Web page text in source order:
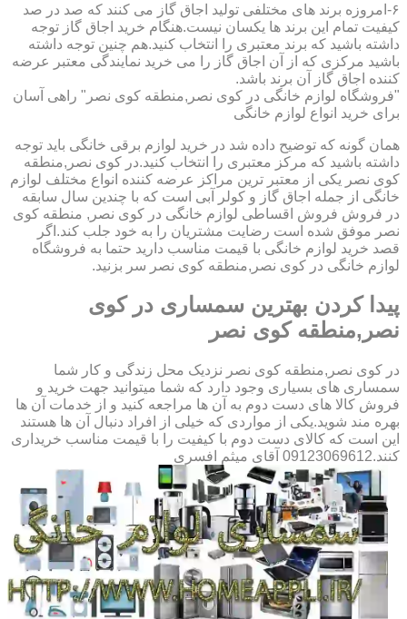
۶-امروزه برند های مختلفی تولید اجاق گاز می کنند که صد در صد
کیفیت تمام این برند ها یکسان نیست.هنگام خرید اجاق گاز توجه
داشته باشید که برند معتبری را انتخاب کنید.هم چنین توجه داشته
باشید مرکزی که از آن اجاق گاز را می خرید نمایندگی معتبر عرضه
کننده اجاق گاز آن برند باشد.
"فروشگاه لوازم خانگی در کوی نصر,منطقه کوی نصر" راهی آسان
برای خرید انواع لوازم خانگی
همان گونه که توضیح داده شد در خرید لوازم برقی خانگی باید توجه
داشته باشید که مرکز معتبری را انتخاب کنید.در کوی نصر,منطقه
کوی نصر یکی از معتبر ترین مراکز عرضه کننده انواع مختلف لوازم
خانگی از جمله اجاق گاز و کولر آبی است که با چندین سال سابقه
در فروش فروش اقساطی لوازم خانگی در کوی نصر, منطقه کوی
نصر موفق شده است رضایت مشتریان را به خود جلب کند.اگر
قصد خرید لوازم خانگی با قیمت مناسب دارید حتما به فروشگاه
لوازم خانگی در کوی نصر,منطقه کوی نصر سر بزنید.
پیدا کردن بهترین سمساری در کوی
نصر,منطقه کوی نصر
در کوی نصر,منطقه کوی نصر نزدیک محل زندگی و کار شما
سمساری های بسیاری وجود دارد که شما میتوانید جهت خرید و
فروش کالا های دست دوم به آن ها مراجعه کنید و از خدمات آن ها
بهره مند شوید.یکی از مواردی که خیلی از افراد دنبال آن ها هستند
این است که کالای دست دوم با کیفیت را با قیمت مناسب خریداری
کنند.09123069612 آقای میثم افسری